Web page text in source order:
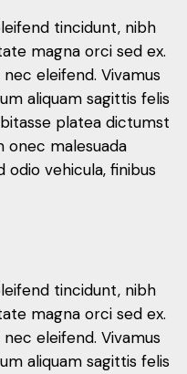
onec malesuada
odio vehicula, finibus
tincidunt, nibh
magna orci sed ex.
onec malesuada
odio vehicula, finibus
tincidunt, nibh
magna orci sed ex.
eleifend. Vivamus
aliquam sagittis felis
platea dictumst
onec malesuada
odio vehicula, finibus
tincidunt, nibh
magna orci sed ex.
eleifend. Vivamus
aliquam sagittis felis